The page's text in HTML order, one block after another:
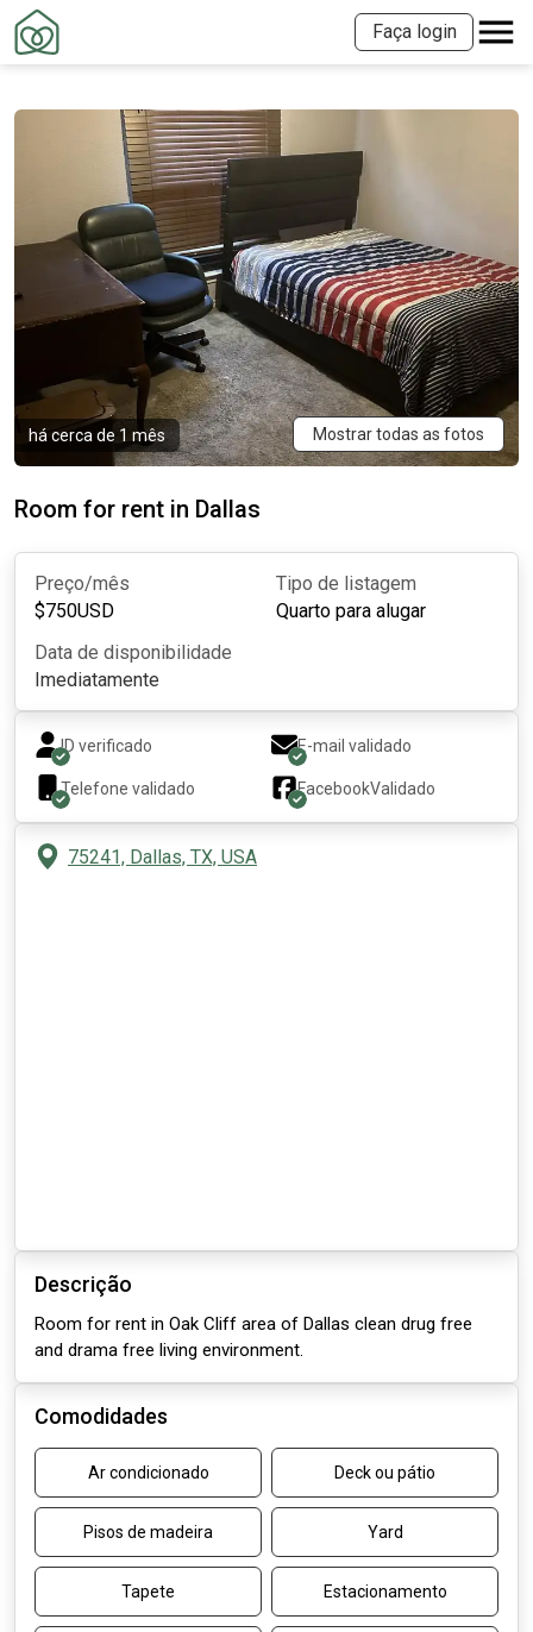
Faça login
há cerca de 1 mês Mostrar todas as fotos
Room for rent in Dallas
Preço/mês
$750USD
Tipo de listagem
Quarto para alugar
Data de disponibilidade
Imediatamente
ID verificado E-mail validado
Telefone validado FacebookValidado
75241, Dallas, TX, USA
Descrição
Room for rent in Oak Cliff area of Dallas clean drug free
and drama free living environment.
Comodidades
Ar condicionado Deck ou pátio
Pisos de madeira Yard
Tapete Estacionamento